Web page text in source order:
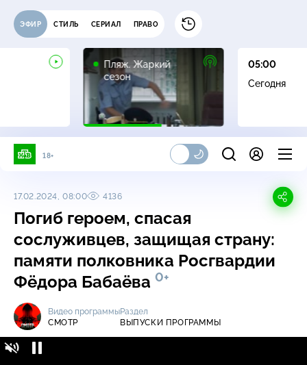
ЭФИР СТИЛЬ СЕРИАЛ ПРАВО
Пляж. Жаркий
сезон
16+
05:00
Сегодня
18+
17.02.2024, 08:00 4136
Погиб героем, спасая
сослуживцев, защищая страну:
памяти полковника Росгвардии
Фёдора Бабаёва 0+
Видео программы
СМОТР
Раздел
ВЫПУСКИ ПРОГРАММЫ